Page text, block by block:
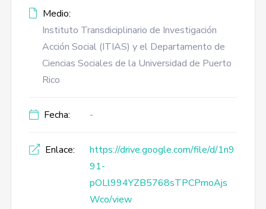
Medio:
Instituto Transdiciplinario de Investigación
Acción Social (ITIAS) y el Departamento de
Ciencias Sociales de la Universidad de Puerto
Rico
Fecha: -
Enlace:
https://drive.google.com/file/d/1n9
91-
pOLl994YZB5768sTPCPmoAjs
Wco/view